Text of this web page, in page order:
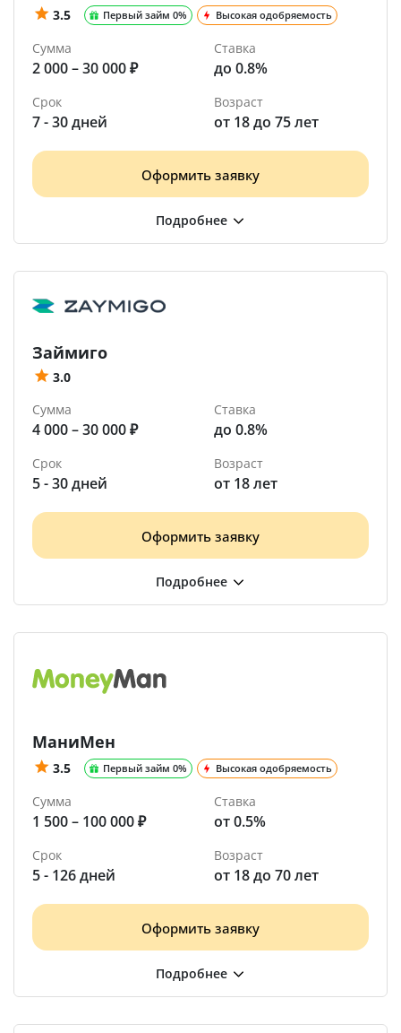
3.5 Первый займ 0% Высокая одобряемость
Сумма
2 000 – 30 000 ₽
Ставка
до 0.8%
Срок
7 - 30 дней
Возраст
от 18 до 75 лет
Оформить заявку
Займиго
3.0
Сумма
4 000 – 30 000 ₽
Ставка
до 0.8%
Срок
5 - 30 дней
Возраст
от 18 лет
Оформить заявку
МаниМен
3.5 Первый займ 0% Высокая одобряемость
Сумма
1 500 – 100 000 ₽
Ставка
от 0.5%
Срок
5 - 126 дней
Возраст
от 18 до 70 лет
Оформить заявку